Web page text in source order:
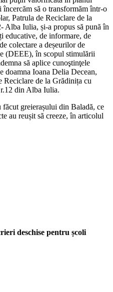
să o transformăm într-o
Patrula de Reciclare de la
Alba Iulia, și-a propus să pună în
educative, de informare, de
colectare a deșeurilor de
(DEEE), în scopul stimulării
să aplice cunoştinţele
doamna Ioana Delia Decean,
Reciclare de la Grădinița cu
din Alba Iulia.
greierașului din Baladă, ce
au reușit să creeze, în articolul
deschise pentru școli